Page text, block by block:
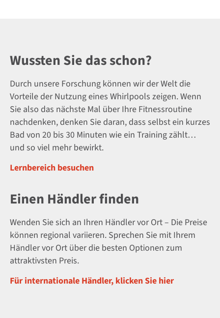
Wussten Sie das schon?
Durch unsere Forschung können wir der Welt die
Vorteile der Nutzung eines Whirlpools zeigen. Wenn
Sie also das nächste Mal über Ihre Fitnessroutine
nachdenken, denken Sie daran, dass selbst ein kurzes
Bad von 20 bis 30 Minuten wie ein Training zählt…
und so viel mehr bewirkt.
Lernbereich besuchen
Einen Händler finden
Wenden Sie sich an Ihren Händler vor Ort – Die Preise
können regional variieren. Sprechen Sie mit Ihrem
Händler vor Ort über die besten Optionen zum
attraktivsten Preis.
Für internationale Händler, klicken Sie hier